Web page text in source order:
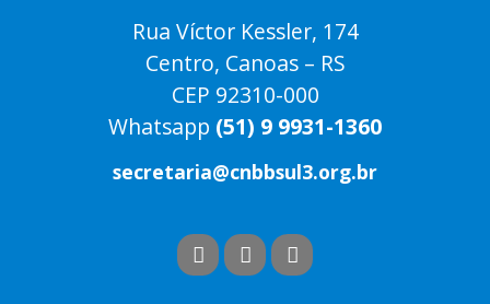
Rua Víctor Kessler, 174
Centro, Canoas – RS
CEP 92310-000
Whatsapp (51) 9 9931-1360
secretaria@cnbbsul3.org.br